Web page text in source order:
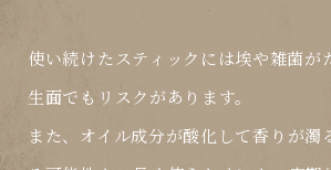
使い続けたスティックには埃や雑菌が
生面でもリスクがあります。
また、オイル成分が酸化して香りが濁